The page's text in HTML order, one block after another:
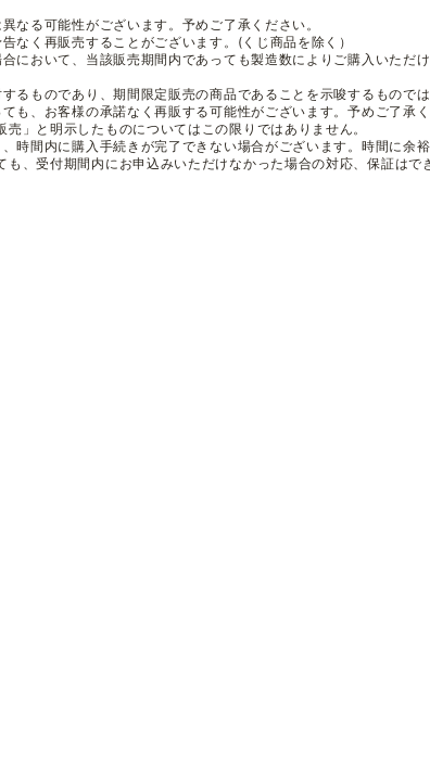
なる可能性がございます。予めご了承ください。
なく再販売することがございます。(くじ商品を除く）
において、当該販売期間内であっても製造数によりご購入いただ
るものであり、期間限定販売の商品であることを示唆するものでは
も、お客様の承諾なく再販する可能性がございます。予めご了承く
」と明示したものについてはこの限りではありません。
時間内に購入手続きが完了できない場合がございます。時間に余
も、受付期間内にお申込みいただけなかった場合の対応、保証はで